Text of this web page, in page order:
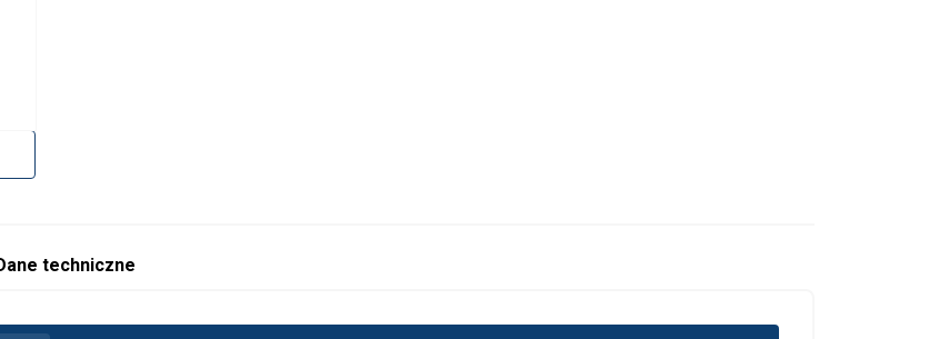
techniczne